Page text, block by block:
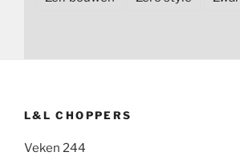
L&L CHOPPERS
Veken 244